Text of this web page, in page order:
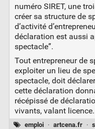
numéro SIRET, une
créer sa structure de
d’activité
déclaration est aussi
spectacle”.
Tout entrepreneur de
exploiter un lieu de
spectacle, doit
cette déclaration
récépissé de
vivants, valant licence.
emploi · artcena.fr ·